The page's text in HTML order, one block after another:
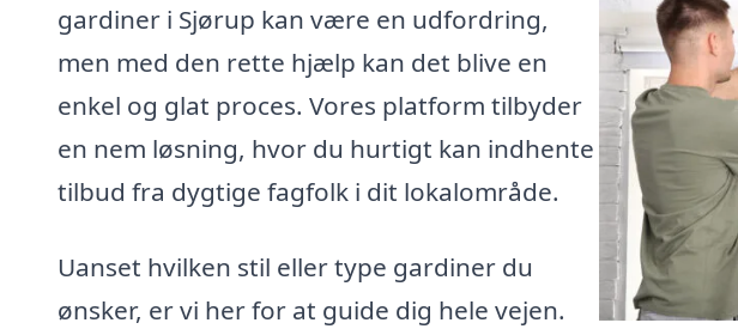
gardiner i Sjørup kan være en udfordring,
men med den rette hjælp kan det blive en
enkel og glat proces. Vores platform tilbyder
en nem løsning, hvor du hurtigt kan indhente
tilbud fra dygtige fagfolk i dit lokalområde.
Uanset hvilken stil eller type gardiner du
ønsker, er vi her for at guide dig hele vejen.